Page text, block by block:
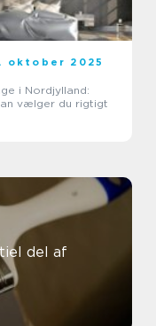
oktober 2025
i Nordjylland:
vælger du rigtigt
del af